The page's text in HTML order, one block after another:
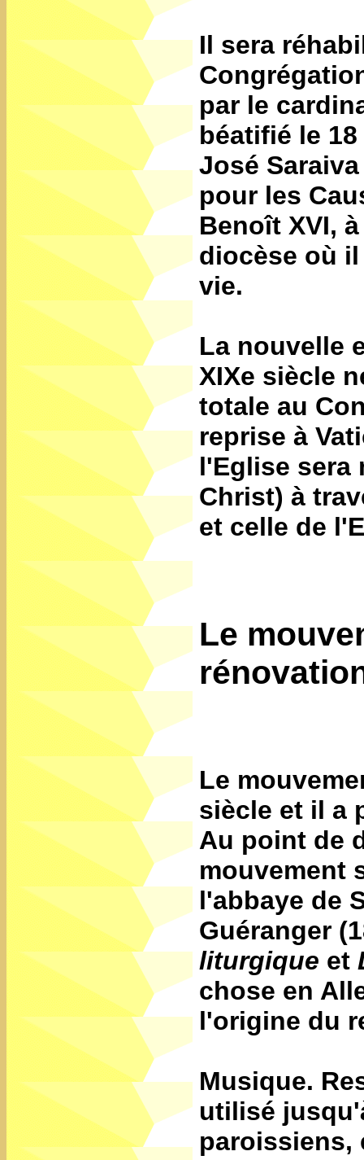
Il sera
par le
béatifié le
José
pour les
Benoît XVI,
diocèse où
vie.
La nouvelle
XIXe siècle
totale au
reprise à
l'Eglise sera
Christ) à
et celle de
Le
Le
siècle et il a
Au point de
mouvement
l'abbaye de
Guéranger
liturgique et
chose en
l'origine du
Musique.
utilisé
paroissiens,